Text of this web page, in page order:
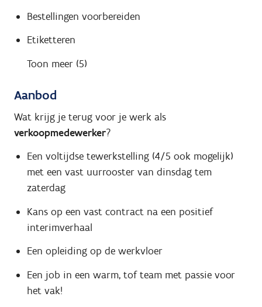
Bestellingen voorbereiden
Etiketteren
Toon meer (5)
Aanbod
Wat krijg je terug voor je werk als
verkoopmedewerker?
Een voltijdse tewerkstelling (4/5 ook mogelijk)
met een vast uurrooster van dinsdag tem
zaterdag
Kans op een vast contract na een positief
interimverhaal
Een opleiding op de werkvloer
Een job in een warm, tof team met passie voor
het vak!